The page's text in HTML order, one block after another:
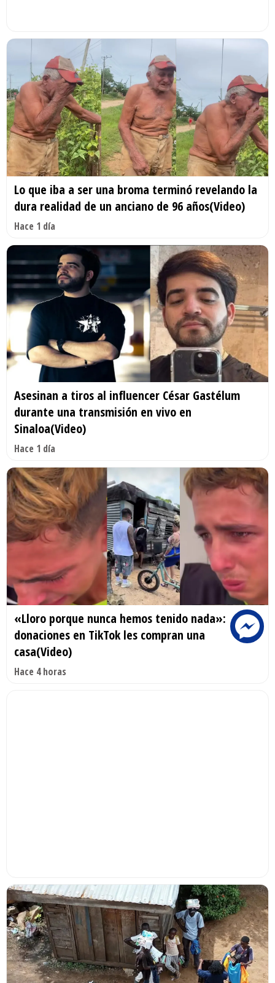
Lo que iba a ser una broma terminó revelando la
dura realidad de un anciano de 96 años(Video)
Hace 1 día
Asesinan a tiros al influencer César Gastélum
durante una transmisión en vivo en
Sinaloa(Video)
Hace 1 día
«Lloro porque nunca hemos tenido nada»:
donaciones en TikTok les compran una
casa(Video)
Hace 4 horas